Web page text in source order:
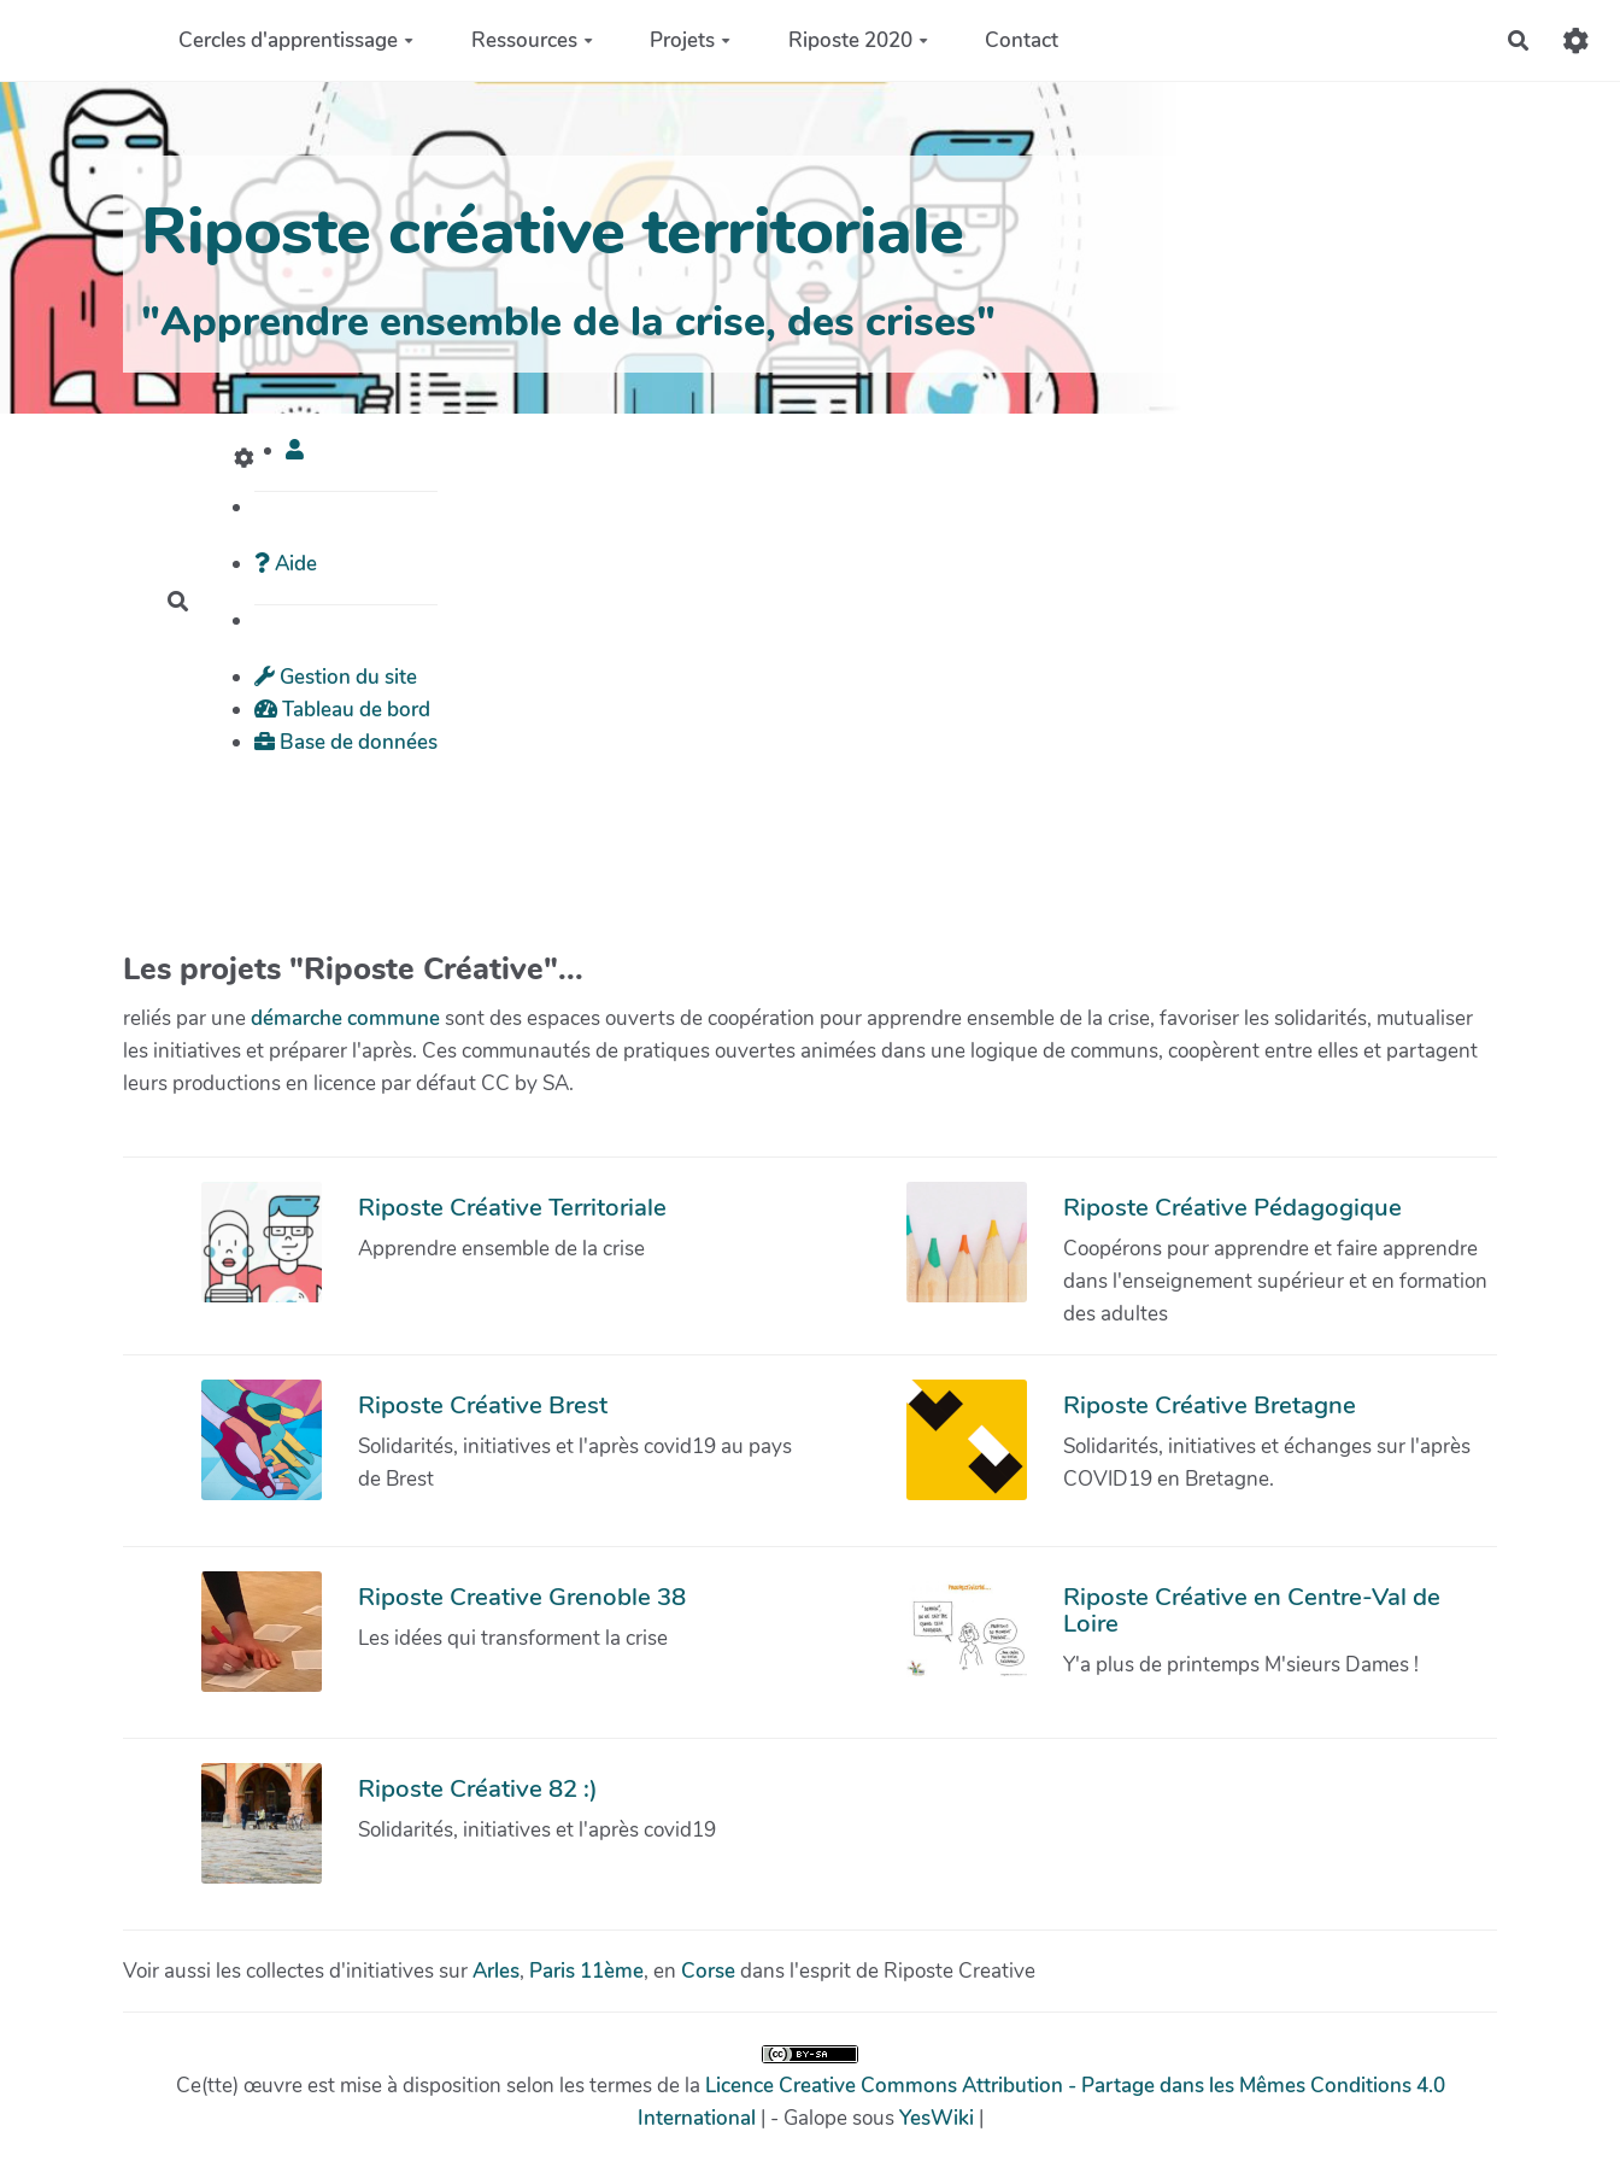
Aller au contenu principalCercles d'apprentissage Ressources Projets Riposte 2020 Contact
Riposte créative territoriale
"Apprendre ensemble de la crise, des crises"
Aide
Gestion du site
Tableau de bord
Base de données
Les projets "Riposte Créative"...
reliés par unedémarche communesont des espaces ouverts de coopération pour apprendre ensemble de la crise, favoriser les solidarités, mutualiser
les initiatives et préparer l'après. Ces communautés de pratiques ouvertes animées dans une logique de communs, coopèrent entre elles et partagent
leurs productions en licence par défaut CC by SA.
Riposte Créative Territoriale
Apprendre ensemble de la crise
Riposte Créative Pédagogique
Coopérons pour apprendre et faire apprendre
dans l'enseignement supérieur et en formation
des adultes
Riposte Créative Brest
Solidarités, initiatives et l'après covid19 au pays
de Brest
Riposte Créative Bretagne
Solidarités, initiatives et échanges sur l'après
COVID19 en Bretagne.
Riposte Creative Grenoble 38
Les idées qui transforment la crise
Riposte Créative en Centre-Val de
Loire
Y'a plus de printemps M'sieurs Dames !
Riposte Créative 82 :)
Solidarités, initiatives et l'après covid19
Voir aussi les collectes d'initiatives surArles, Paris 11ème, en Corsedans l'esprit de Riposte Creative
Ce(tte) œuvre est mise à disposition selon les termes de la Licence Creative Commons Attribution - Partage dans les Mêmes Conditions 4.0
International | - Galope sousYesWiki |